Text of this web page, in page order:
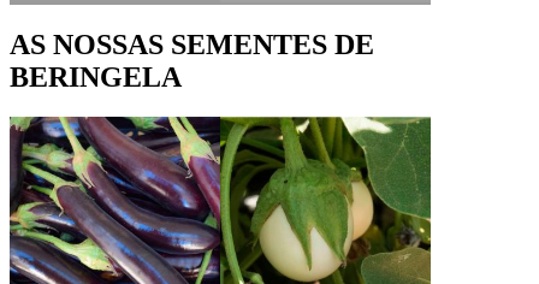
AS NOSSAS SEMENTES DE
BERINGELA